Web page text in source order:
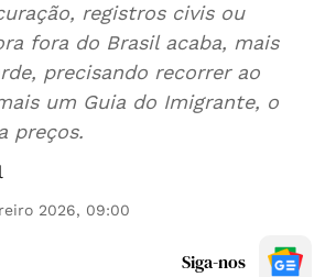
registros civis ou
fora do Brasil acaba, mais
precisando recorrer ao
um Guia do Imigrante, o
preços.
2026, 09:00
Siga-nos